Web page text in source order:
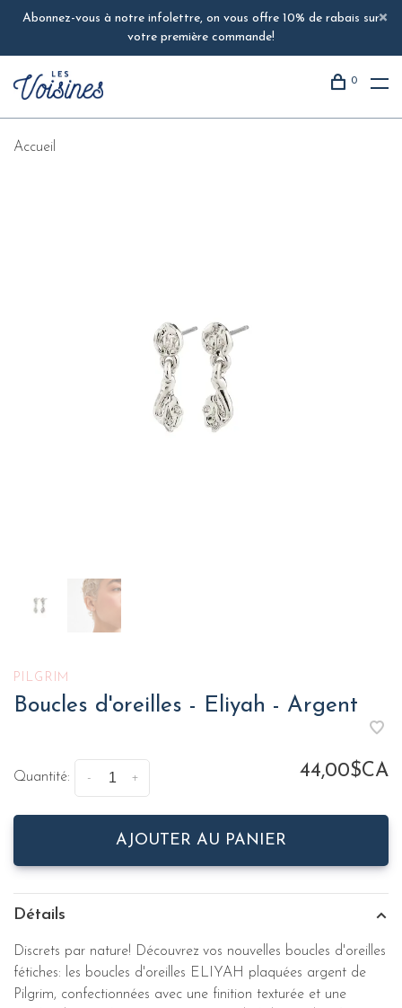
Abonnez-vous à notre infolettre, on vous offre 10% de rabais sur
votre première commande!
0
Accueil
PILGRIM
Boucles d'oreilles - Eliyah - Argent
Quantité: +
- 44,00$CA
AJOUTER AU PANIER
Détails
Discrets par nature! Découvrez vos nouvelles boucles d'oreilles
fétiches: les boucles d'oreilles ELIYAH plaquées argent de
Pilgrim, confectionnées avec une finition texturée et une